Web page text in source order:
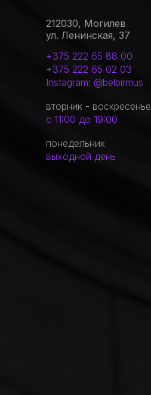
212030, Могилев
ул. Ленинская, 37
+375 222 65 88 00
+375 222 65 02 03
Instagram: @belbirmus
вторник - воскресенье
с 11:00 до 19:00
понедельник
выходной день